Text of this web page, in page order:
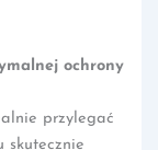
ochrony
przylegać
skutecznie